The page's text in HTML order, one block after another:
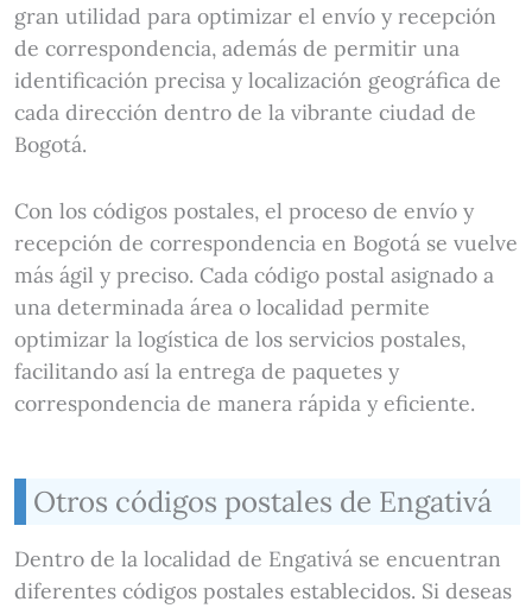
gran utilidad para optimizar el envío y recepción
de correspondencia, además de permitir una
identificación precisa y localización geográfica de
cada dirección dentro de la vibrante ciudad de
Bogotá.
Con los códigos postales, el proceso de envío y
recepción de correspondencia en Bogotá se vuelve
más ágil y preciso. Cada código postal asignado a
una determinada área o localidad permite
optimizar la logística de los servicios postales,
facilitando así la entrega de paquetes y
correspondencia de manera rápida y eficiente.
Otros códigos postales de Engativá
Dentro de la localidad de Engativá se encuentran
diferentes códigos postales establecidos. Si deseas